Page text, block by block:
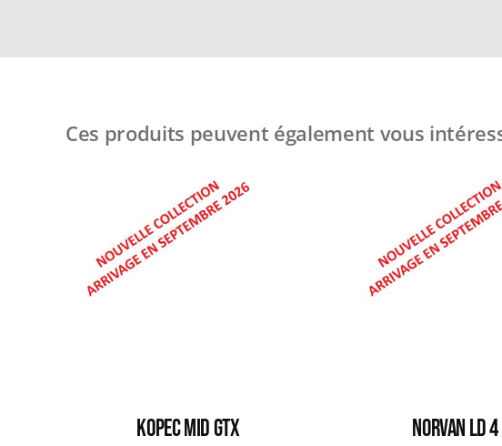
Ces produits peuvent également vous
KOPEC MID GTX NORVAN LD